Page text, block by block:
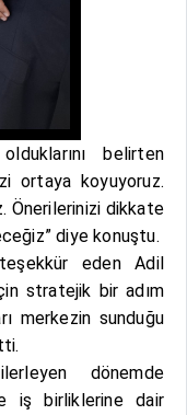
belirten
ortaya koyuyoruz.
Önerilerinizi dikkate
diye konuştu.
eden Adil
stratejik bir adım
merkezin sunduğu
dönemde
iş birliklerine dair